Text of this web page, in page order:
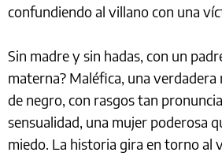
confundiendo al villano con una
Sin madre y sin hadas, con un
materna? Maléfica, una
de negro, con rasgos tan
sensualidad, una mujer poderosa
miedo. La historia gira en torno al